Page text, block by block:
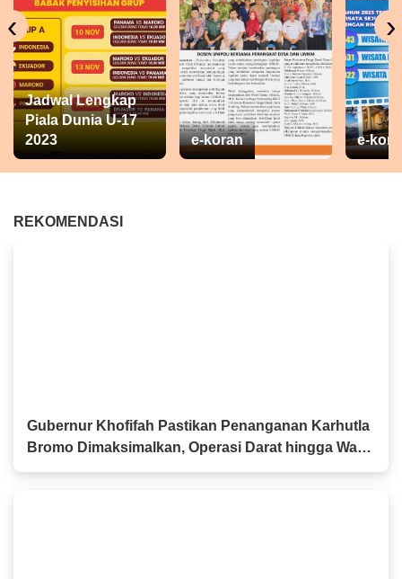
Jadwal Lengkap
Piala Dunia U-17
2023
e-koran e-
‹ ›
REKOMENDASI
Gubernur Khofifah Pastikan Penanganan Karhutla
Bromo Dimaksimalkan, Operasi Darat hingga Water
Bombing Dikerahkan